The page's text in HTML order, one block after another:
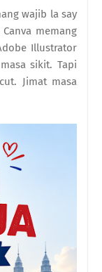
wajib la say
memang
Illustrator
sikit. Tapi
Jimat masa